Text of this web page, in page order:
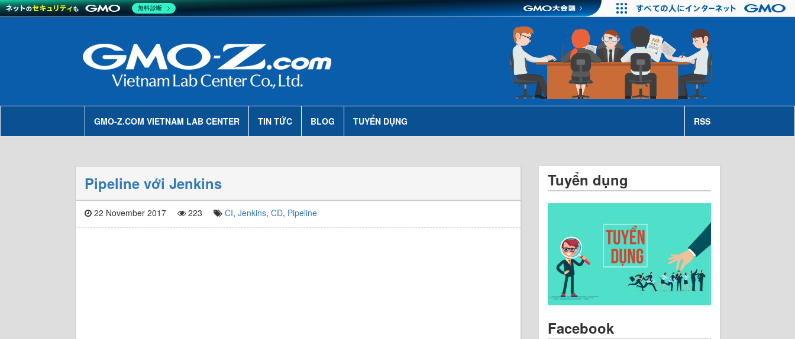
GMO-Z.COM VIETNAM LAB CENTER TIN TỨC BLOG TUYỂN DỤNG RSS
Pipeline với Jenkins
22 November 2017 223 CI, Jenkins, CD, Pipeline
Tuyển dụng
Facebook
無料診断